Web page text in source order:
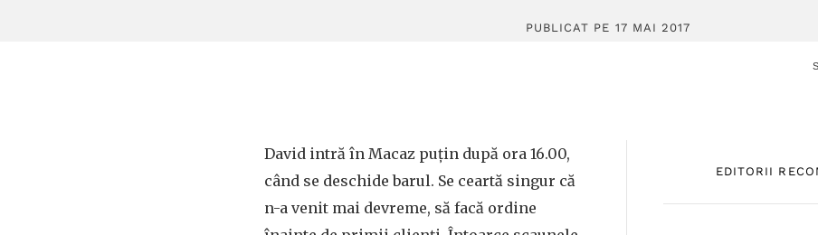
PUBLICAT PE 17 MAI 2017
EDITORII
David intră în Macaz puțin după ora 16.00,
când se deschide barul. Se ceartă singur că
n-a venit mai devreme, să facă ordine